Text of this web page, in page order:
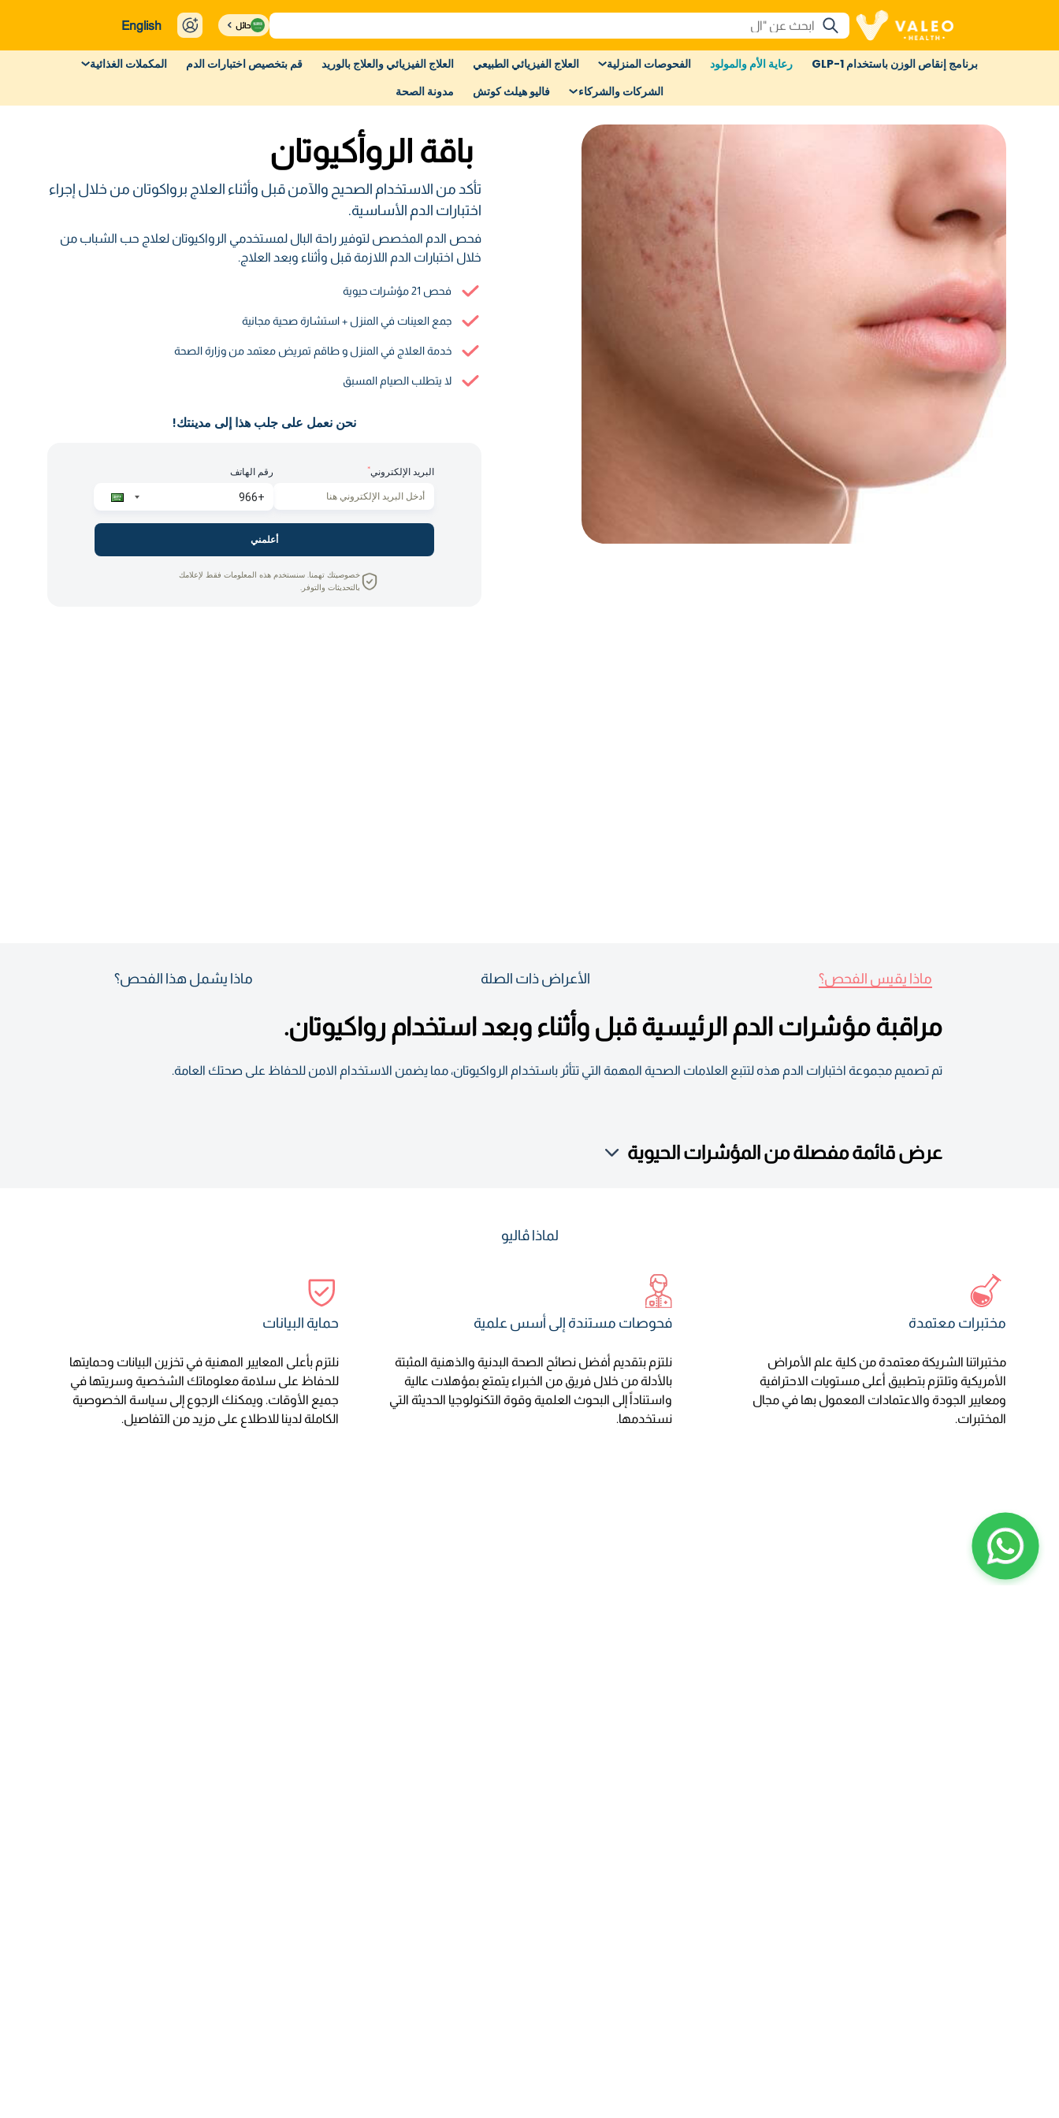
حائل English
برنامج إنقاص الوزن باستخدام GLP-1 رعاية الأم والمولود الفحوصات المنزلية العلاج الفيزيائي الطبيعي العلاج الفيزيائي والعلاج بالوريد قم بتخصيص اختبارات الدم
المكملات الغذائية
الشركات والشركاء
فاليو هيلث كوتش مدونة الصحة
باقة الروأكيوتان
تأكد من الاستخدام الصحيح والآمن قبل وأثناء العلاج برواكوتان من خلال إجراء
اختبارات الدم الأساسية.
فحص الدم المخصص لتوفير راحة البال لمستخدمي الرواكيوتان لعلاج حب الشباب من
خلال اختبارات الدم اللازمة قبل وأثناء وبعد العلاج.
فحص 21 مؤشرات حيوية
جمع العينات في المنزل + استشارة صحية مجانية
خدمة العلاج في المنزل و طاقم تمريض معتمد من وزارة الصحة
لا يتطلب الصيام المسبق
نحن نعمل على جلب هذا إلى مدينتك!
البريد الإلكتروني* رقم الهاتف
أعلمني
خصوصيتك تهمنا. سنستخدم هذه المعلومات فقط لإعلامك
بالتحديثات والتوفر.
ماذا يقيس الفحص؟ الأعراض ذات الصلة ماذا يشمل هذا الفحص؟
مراقبة مؤشرات الدم الرئيسية قبل وأثناء وبعد استخدام رواكيوتان.
تم تصميم مجموعة اختبارات الدم هذه لتتبع العلامات الصحية المهمة التي تتأثر باستخدام الرواكيوتان، مما يضمن الاستخدام الامن للحفاظ على صحتك العامة.
عرض قائمة مفصلة من المؤشرات الحيوية
لماذا ڤاليو
مختبرات معتمدة
مختبراتنا الشريكة معتمدة من كلية علم الأمراض
الأمريكية وتلتزم بتطبيق أعلى مستويات الاحترافية
ومعايير الجودة والاعتمادات المعمول بها في مجال
المختبرات.
فحوصات مستندة إلى أسس علمية
نلتزم بتقديم أفضل نصائح الصحة البدنية والذهنية المثبتة
بالأدلة من خلال فريق من الخبراء يتمتع بمؤهلات عالية
واستناداً إلى البحوث العلمية وقوة التكنولوجيا الحديثة التي
نستخدمها.
حماية البيانات
نلتزم بأعلى المعايير المهنية في تخزين البيانات وحمايتها
للحفاظ على سلامة معلوماتك الشخصية وسريتها في
جميع الأوقات. ويمكنك الرجوع إلى سياسة الخصوصية
الكاملة لدينا للاطلاع على مزيد من التفاصيل.